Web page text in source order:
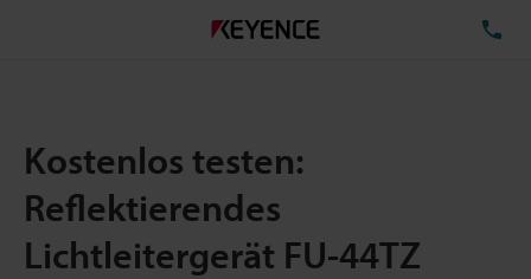
Kostenlos testen:
Reflektierendes
Lichtleitergerät FU-44TZ